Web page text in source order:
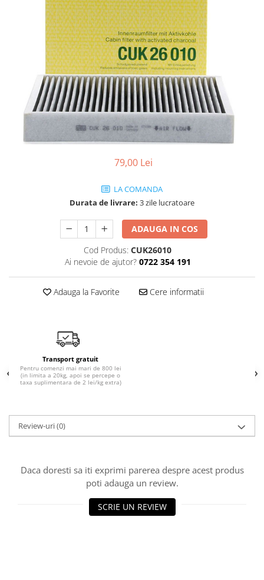
79,00 Lei
LA COMANDA
Durata de livrare: 3 zile lucratoare
ADAUGA IN COS
Cod Produs: CUK26010
Ai nevoie de ajutor? 0722 354 191
Adauga la Favorite Cere informatii
Transport gratuit
Pentru comenzi mai mari de 800 lei
(in limita a 20kg, apoi se percepe o
taxa suplimentara de 2 lei/kg extra)
Review-uri(0)
Daca doresti sa iti exprimi parerea despre acest produs
poti adauga un review.
SCRIE UN REVIEW